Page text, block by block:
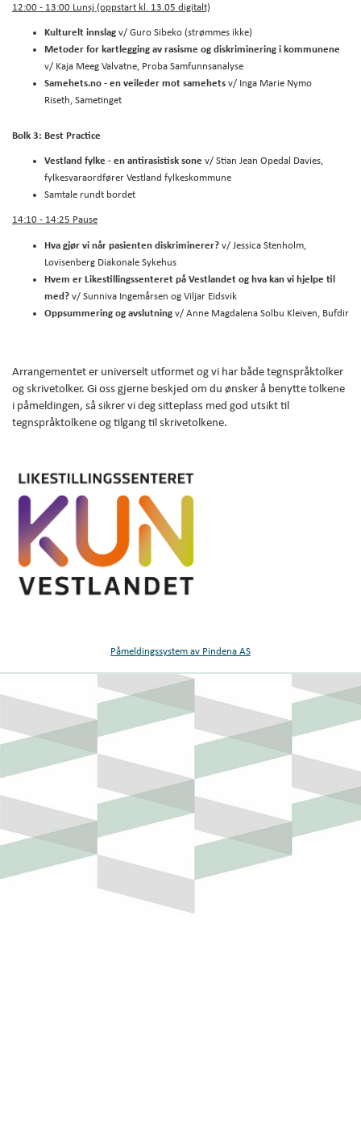
12:00 - 13:00 Lunsj (oppstart kl. 13.05 digitalt)
Kulturelt innslag v/ Guro Sibeko (strømmes ikke)
Metoder for kartlegging av rasisme og diskriminering i kommunene
v/ Kaja Meeg Valvatne, Proba Samfunnsanalyse
Samehets.no - en veileder mot samehets v/ Inga Marie Nymo
Riseth, Sametinget
Bolk 3: Best Practice
Vestland fylke - en antirasistisk sone v/ Stian Jean Opedal Davies,
fylkesvaraordfører Vestland fylkeskommune
Samtale rundt bordet
14:10 - 14:25 Pause
Hva gjør vi når pasienten diskriminerer? v/ Jessica Stenholm,
Lovisenberg Diakonale Sykehus
Hvem er Likestillingssenteret på Vestlandet og hva kan vi hjelpe til
med? v/ Sunniva Ingemårsen og Viljar Eidsvik
Oppsummering og avslutning v/ Anne Magdalena Solbu Kleiven, Bufdir
Arrangementet er universelt utformet og vi har både tegnspråktolker
og skrivetolker. Gi oss gjerne beskjed om du ønsker å benytte tolkene
i påmeldingen, så sikrer vi deg sitteplass med god utsikt til
tegnspråktolkene og tilgang til skrivetolkene.
Påmeldingssystem av Pindena AS